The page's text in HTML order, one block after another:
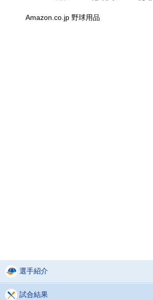
Amazon.co.jp 野球用品
選手紹介
試合結果